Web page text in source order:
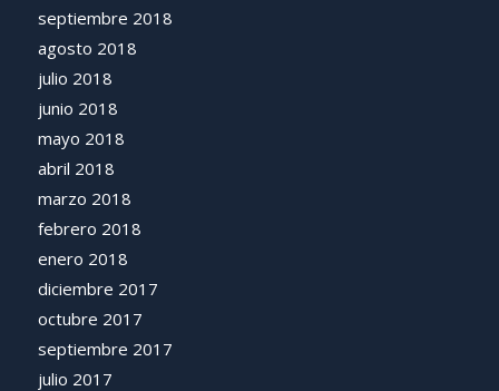
septiembre 2018
agosto 2018
julio 2018
junio 2018
mayo 2018
abril 2018
marzo 2018
febrero 2018
enero 2018
diciembre 2017
octubre 2017
septiembre 2017
julio 2017